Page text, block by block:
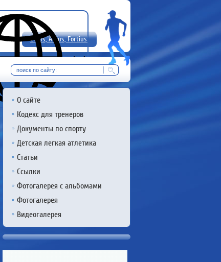
Citius, Altius, Fortius!
RU
О сайте
Кодекс для тренеров
Документы по спорту
Детская легкая атлетика
Статьи
Ссылки
Фотогалерея с альбомами
Фотогалерея
Видеогалерея